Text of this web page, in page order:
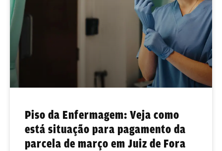
Piso da Enfermagem: Veja como
está situação para pagamento da
parcela de março em Juiz de Fora